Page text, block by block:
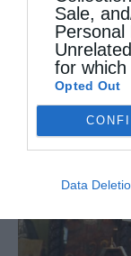
Sale,
for which
Opted Out
Data